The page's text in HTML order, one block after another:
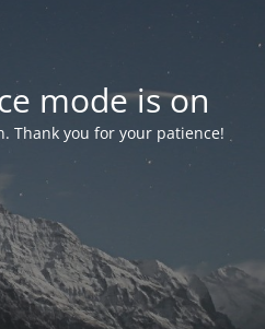
mode is on
Thank you for your patience!